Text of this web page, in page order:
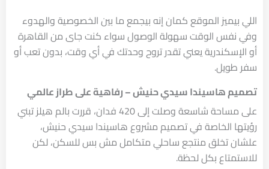
اللي بيميز الموقع كمان إنه بيجمع ما بين الخصوصية والهدوء
وفي نفس الوقت سهولة الوصول سواء كنت جاى من القاهرة
أو الإسكندرية يعني تقدر تروح وحدتك في أي وقت، بدون تعب أو
سفر طويل.
تصميم هاسيندا سيدي حنيش – رفاهية على طراز عالمي
على مساحة شاسعة وصلت إلى 420 فدان، قررت بالم هيلز تبني
رؤيتها الخاصة في تصميم مشروع هاسيندا سيدي حنيش،
علشان تخلق منتجع ساحلي متكامل مش بس للسكن، لكن
للاستمتاع بكل لحظة.